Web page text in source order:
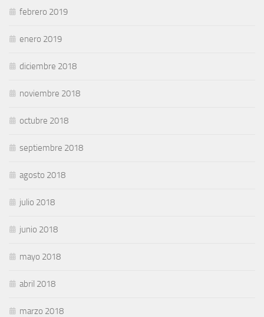
febrero 2019
enero 2019
diciembre 2018
noviembre 2018
octubre 2018
septiembre 2018
agosto 2018
julio 2018
junio 2018
mayo 2018
abril 2018
marzo 2018